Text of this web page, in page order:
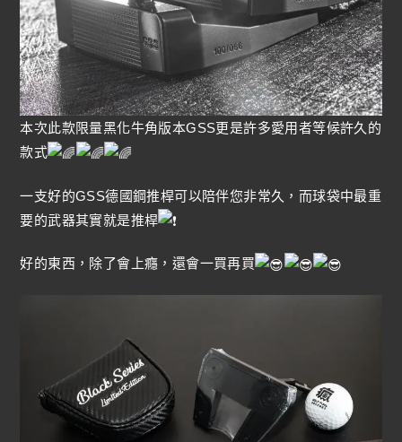
本次此款限量黑化牛角版本GSS更是許多愛用者等候許久的
款式
一支好的GSS德國鋼推桿可以陪伴您非常久，而球袋中最重
要的武器其實就是推桿
好的東西，除了會上癮，還會一買再買